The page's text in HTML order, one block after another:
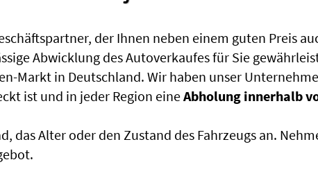
der Ihnen neben einem guten Preis
Abwicklung des Autoverkaufes für Sie
Markt in Deutschland. Wir haben unser
ist und in jeder Region eineAbholung innerhalb
das Alter oder den Zustand des Fahrzeugs an.